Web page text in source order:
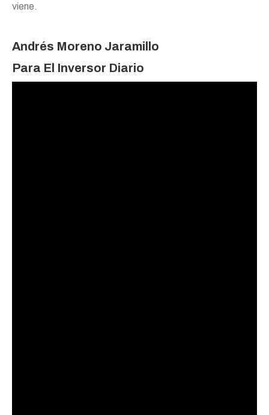
viene.
Andrés Moreno Jaramillo
Para El Inversor Diario